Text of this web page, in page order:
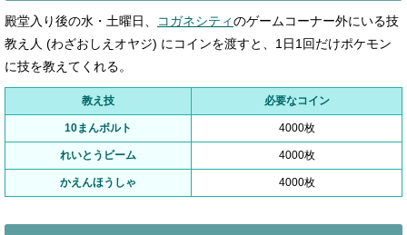
殿堂入り後の水・土曜日、 コガネシティのゲームコーナー外にいる技
教え人 (わざおしえオヤジ) にコインを渡すと、1日1回だけポケモン
に技を教えてくれる。
教え技 必要なコイン
10まんボルト 4000枚
れいとうビーム 4000枚
かえんほうしゃ 4000枚